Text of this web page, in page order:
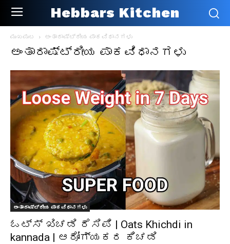
Hebbars Kitchen
ಮುಖಪುಟ ಅಂತಾರಾಷ್ಟ್ರೀಯ ಪಾಕವಿಧಾನಗಳು
ಅಂತಾರಾಷ್ಟ್ರೀಯ ಪಾಕವಿಧಾನಗಳು
ಅಂತಾರಾಷ್ಟ್ರೀಯ ಪಾಕವಿಧಾನಗಳು
ಓಟ್ಸ್ ಖಿಚಡಿ ರೆಸಿಪಿ | Oats Khichdi in
kannada | ಆರೋಗ್ಯಕರ ಕಿಚಡಿ